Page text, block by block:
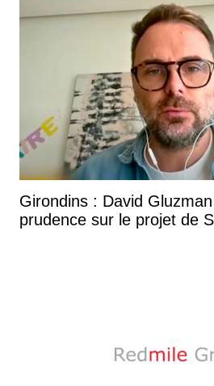
Girondins : David
prudence sur le projet de